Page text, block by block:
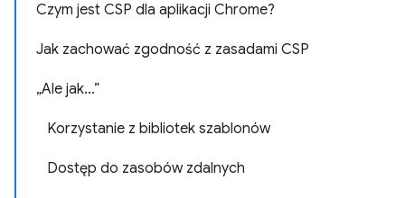
Czym jest CSP dla aplikacji Chrome?
Jak zachować zgodność z zasadami CSP
„Ale jak...”
Korzystanie z bibliotek szablonów
Dostęp do zasobów zdalnych